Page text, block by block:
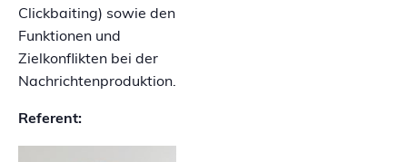
Clickbaiting) sowie den
Funktionen und
Zielkonflikten bei der
Nachrichtenproduktion.
Referent: